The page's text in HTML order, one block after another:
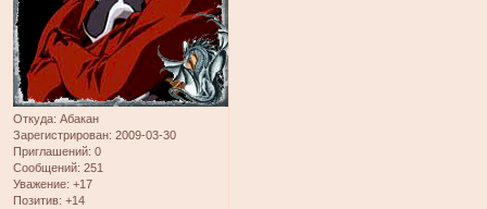
Откуда: Абакан
Зарегистрирован: 2009-03-30
Приглашений: 0
Сообщений: 251
Уважение: +17
Позитив: +14